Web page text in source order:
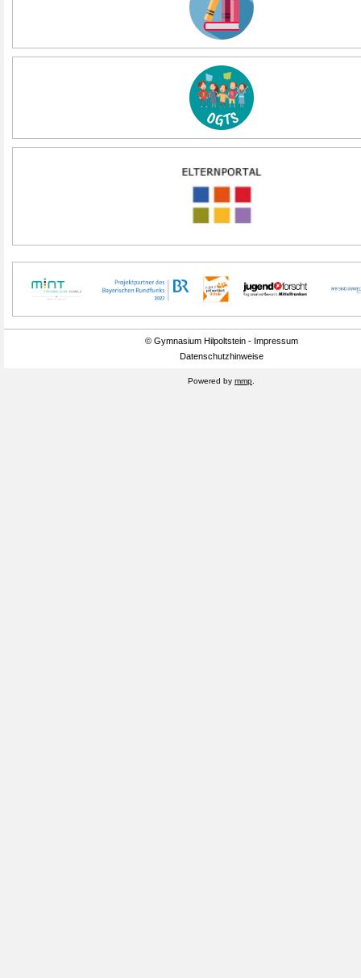
© Gymnasium Hilpoltstein - Impressum
Datenschutzhinweise
Powered by mmp